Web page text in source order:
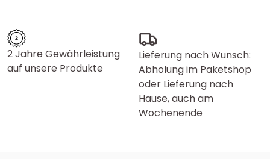
2 Jahre Gewährleistung
auf unsere Produkte
Lieferung nach Wunsch:
Abholung im Paketshop
oder Lieferung nach
Hause, auch am
Wochenende